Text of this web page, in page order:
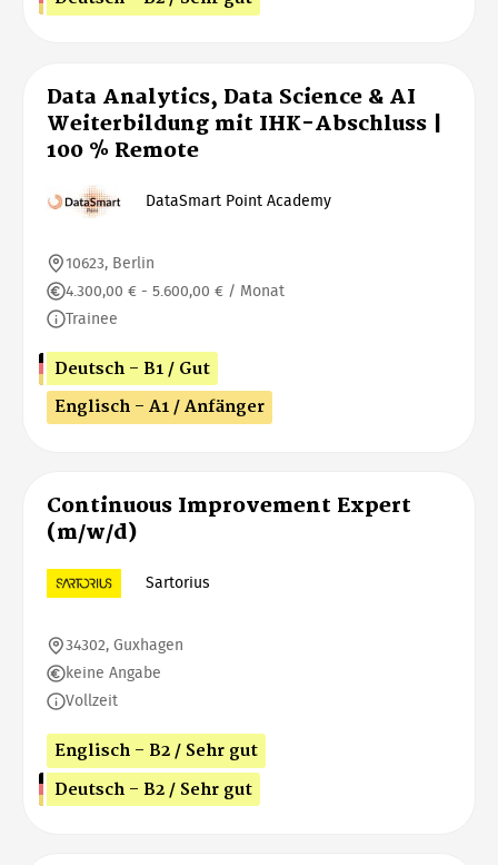
Data Analytics, Data Science & AI
Weiterbildung mit IHK-Abschluss |
100 % Remote
DataSmart Point Academy
10623, Berlin
4.300,00 € - 5.600,00 € / Monat
Trainee
Deutsch - B1 / Gut
Englisch - A1 / Anfänger
Continuous Improvement Expert
(m/w/d)
Sartorius
34302, Guxhagen
keine Angabe
Vollzeit
Englisch - B2 / Sehr gut
Deutsch - B2 / Sehr gut